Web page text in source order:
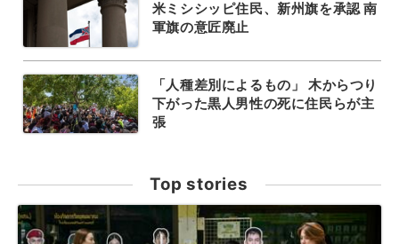
米ミシシッピ住民、新州旗を承認 南
軍旗の意匠廃止
「人種差別によるもの」 木からつり
下がった黒人男性の死に住民らが主
張
Top stories